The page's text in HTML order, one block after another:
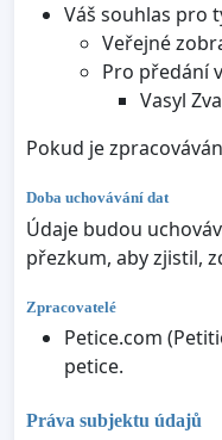
Váš souhlas pro
Veřejné
Pro předání
Vasyl
Pokud je
Doba uchovávání dat
Údaje budou
přezkum, aby zjistil,
Zpracovatelé
Petice.com
petice.
Práva subjektu údajů